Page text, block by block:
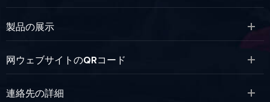
製品の展示
网ウェブサイトのQRコード
連絡先の詳細